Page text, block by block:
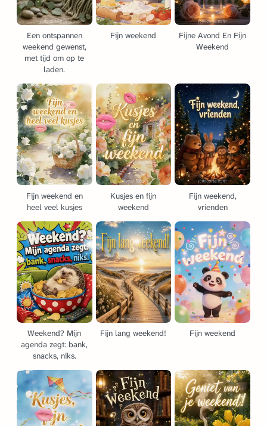
Een ontspannen
weekend gewenst,
met tijd om op te
laden.
Fijn weekend
Fijne Avond En Fijn
Weekend
Fijn weekend en
heel veel kusjes
Kusjes en fijn
weekend
Fijn weekend,
vrienden
Weekend? Mijn
agenda zegt: bank,
snacks, niks.
Fijn lang weekend! Fijn weekend